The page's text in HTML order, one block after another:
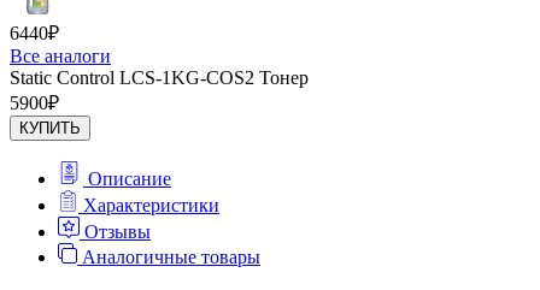
6440₽
Все аналоги
Static Control LCS-1KG-COS2 Тонер
5900₽
КУПИТЬ
Описание
Характеристики
Отзывы
Аналогичные товары